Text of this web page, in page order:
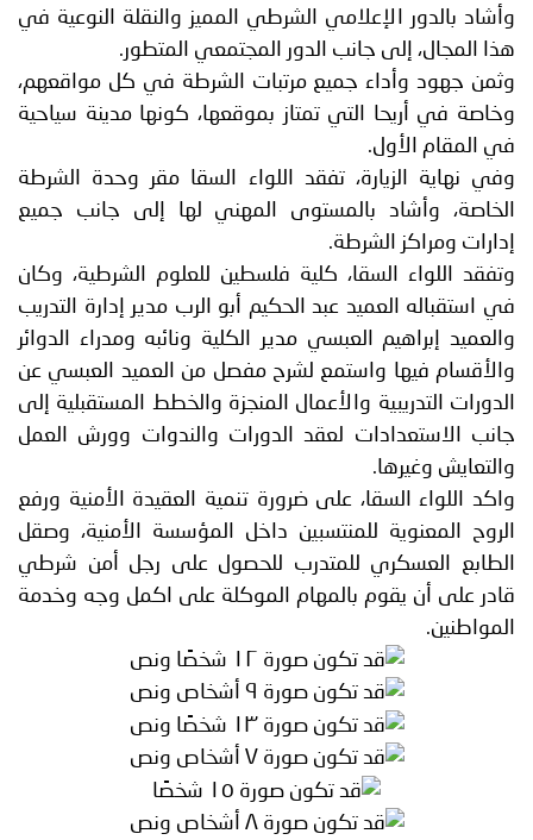
وأشاد بالدور الإعلامي الشرطي المميز والنقلة النوعية في
هذا المجال، إلى جانب الدور المجتمعي المتطور.
وثمن جهود وأداء جميع مرتبات الشرطة في كل مواقعهم،
وخاصة في أريحا التي تمتاز بموقعها، كونها مدينة سياحية
في المقام الأول.
وفي نهاية الزيارة، تفقد اللواء السقا مقر وحدة الشرطة
الخاصة، وأشاد بالمستوى المهني لها إلى جانب جميع
إدارات ومراكز الشرطة.
وتفقد اللواء السقا، كلية فلسطين للعلوم الشرطية، وكان
في استقباله العميد عبد الحكيم أبو الرب مدير إدارة التدريب
والعميد إبراهيم العبسي مدير الكلية ونائبه ومدراء الدوائر
والأقسام فيها واستمع لشرح مفصل من العميد العبسي عن
الدورات التدريبية والأعمال المنجزة والخطط المستقبلية إلى
جانب الاستعدادات لعقد الدورات والندوات وورش العمل
والتعايش وغيرها.
واكد اللواء السقا، على ضرورة تنمية العقيدة الأمنية ورفع
الروح المعنوية للمنتسبين داخل المؤسسة الأمنية، وصقل
الطابع العسكري للمتدرب للحصول على رجل أمن شرطي
قادر على أن يقوم بالمهام الموكلة على اكمل وجه وخدمة
المواطنين.